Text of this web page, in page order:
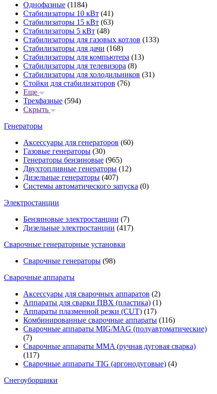
Однофазные (1184)
Стабилизаторы 10 кВт (41)
Стабилизаторы 15 кВт (63)
Стабилизаторы 5 кВт (48)
Стабилизаторы для газовых котлов (133)
Стабилизаторы для дачи (168)
Стабилизаторы для компьютера (13)
Стабилизаторы для телевизора (8)
Стабилизаторы для холодильников (31)
Стойки для стабилизаторов (76)
Еще
Трехфазные (594)
Скрыть
Генераторы
Аксессуары для генераторов (60)
Газовые генераторы (30)
Генераторы бензиновые (965)
Двухтопливные генераторы (12)
Дизельные генераторы (407)
Системы автоматического запуска (0)
Электростанции
Бензиновые электростанции (7)
Дизельные электростанции (417)
Сварочные генераторные установки
Сварочные генераторы (98)
Сварочные аппараты
Аксессуары для сварочных аппаратов (2)
Аппараты для сварки ПВХ (пластика) (1)
Аппараты плазменной резки (CUT) (17)
Комбинированные сварочные аппараты (116)
Сварочные аппараты MIG/MAG (полуавтоматические)
(7)
Сварочные аппараты MMA (ручная дуговая сварка)
(117)
Сварочные аппараты TIG (аргонодуговые) (4)
Снегоуборщики